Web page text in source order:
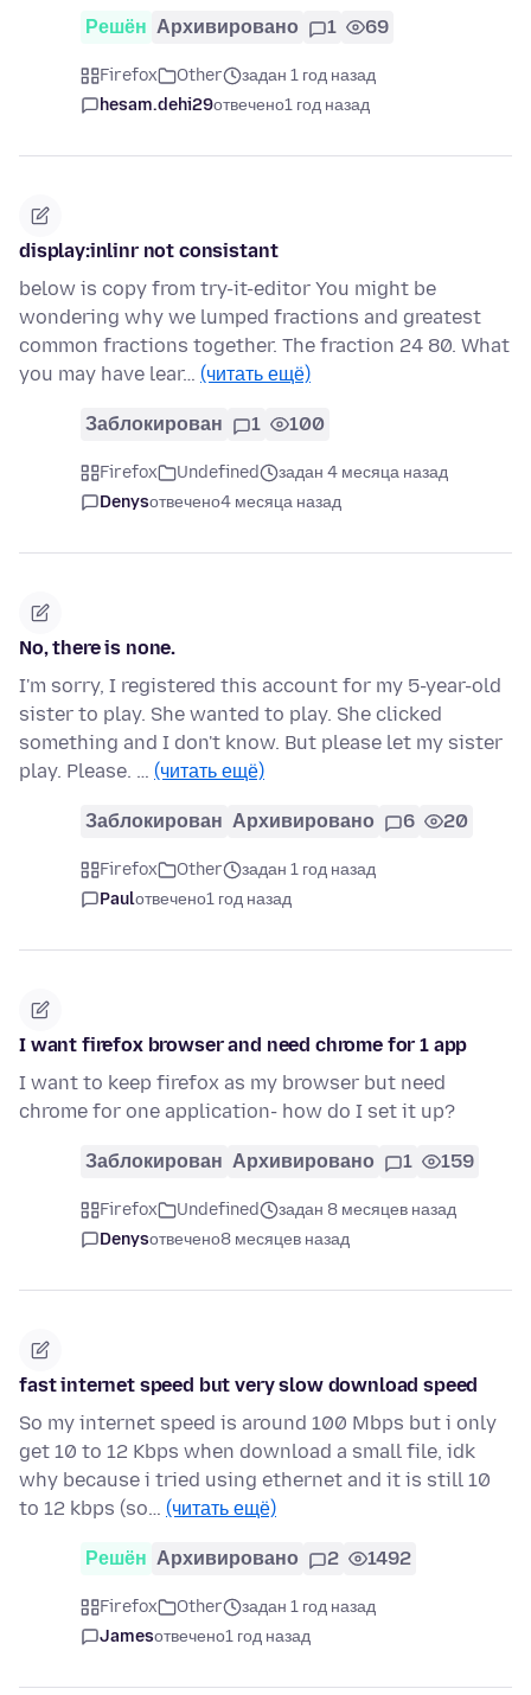
Решён Архивировано 1 69
Firefox Other
задан 1 год назад
hesam.dehi29отвечено1 год назад
display:inlinr not consistant
below is copy from try-it-editor You might be
wondering why we lumped fractions and greatest
common fractions together. The fraction 24 80. What
you may have lear… (читать ещё)
Заблокирован 1 100
Firefox Undefined
задан 4 месяца назад
Denysотвечено4 месяца назад
No, there is none.
I'm sorry, I registered this account for my 5-year-old
sister to play. She wanted to play. She clicked
something and I don't know. But please let my sister
play. Please. … (читать ещё)
Заблокирован Архивировано 6 20
Firefox Other
задан 1 год назад
Paulотвечено1 год назад
I want firefox browser and need chrome for 1 app
I want to keep firefox as my browser but need
chrome for one application- how do I set it up?
Заблокирован Архивировано 1 159
Firefox Undefined
задан 8 месяцев назад
Denysотвечено8 месяцев назад
fast internet speed but very slow download speed
So my internet speed is around 100 Mbps but i only
get 10 to 12 Kbps when download a small file, idk
why because i tried using ethernet and it is still 10
to 12 kbps (so… (читать ещё)
Решён Архивировано 2 1492
Firefox Other
задан 1 год назад
Jamesотвечено1 год назад